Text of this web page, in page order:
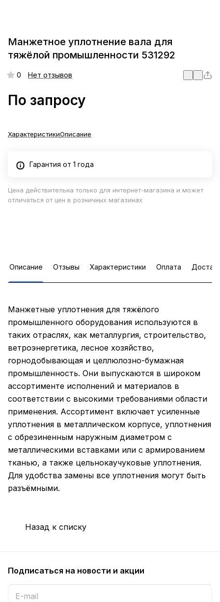
Манжетное уплотнение вала для
тяжёлой промышленности 531292
0 Нет отзывов
По запросу
ХарактеристикиОписание
Гарантия от 1 года
Цена действительна только для интернет-магазина и может
отличаться от цен в розничных магазинах
Описание Отзывы Характеристики Оплата
Манжетные уплотнения для тяжёлого
промышленного оборудования используются в
таких отраслях, как металлургия, строительство,
ветроэнергетика, лесное хозяйство,
горнодобывающая и целлюлозно-бумажная
промышленность. Они выпускаются в широком
ассортименте исполнений и материалов в
соответствии с высокими требованиями области
применения. Ассортимент включает усиленные
уплотнения в металлическом корпусе, уплотнения
с обрезиненным наружным диаметром с
металлическими вставками или с армированием
тканью, а также цельнокаучуковые уплотнения.
Для удобства замены все уплотнения могут быть
разъёмными.
Назад к списку
Подписаться на новости и акции